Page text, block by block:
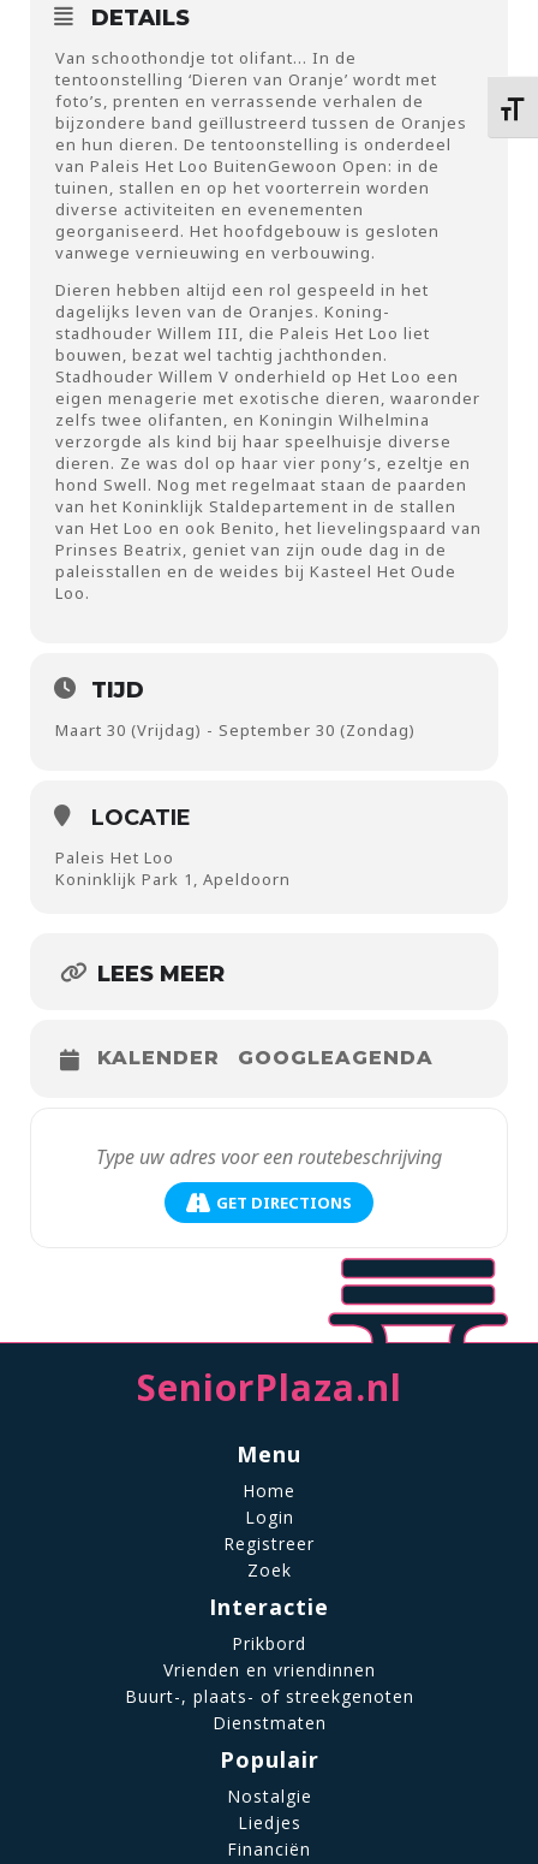
DETAILS
Van schoothondje tot olifant… In de
tentoonstelling ‘Dieren van Oranje’ wordt met
foto’s, prenten en verrassende verhalen de
bijzondere band geïllustreerd tussen de Oranjes
en hun dieren. De tentoonstelling is onderdeel
van Paleis Het Loo BuitenGewoon Open: in de
tuinen, stallen en op het voorterrein worden
diverse activiteiten en evenementen
georganiseerd. Het hoofdgebouw is gesloten
vanwege vernieuwing en verbouwing.
Dieren hebben altijd een rol gespeeld in het
dagelijks leven van de Oranjes. Koning-
stadhouder Willem III, die Paleis Het Loo liet
bouwen, bezat wel tachtig jachthonden.
Stadhouder Willem V onderhield op Het Loo een
eigen menagerie met exotische dieren, waaronder
zelfs twee olifanten, en Koningin Wilhelmina
verzorgde als kind bij haar speelhuisje diverse
dieren. Ze was dol op haar vier pony’s, ezeltje en
hond Swell. Nog met regelmaat staan de paarden
van het Koninklijk Staldepartement in de stallen
van Het Loo en ook Benito, het lievelingspaard van
Prinses Beatrix, geniet van zijn oude dag in de
paleisstallen en de weides bij Kasteel Het Oude
Loo.
TIJD
Maart 30 (Vrijdag) - September 30 (Zondag)
LOCATIE
Paleis Het Loo
Koninklijk Park 1, Apeldoorn
LEES MEER
KALENDER GOOGLEAGENDA
GET DIRECTIONS
SeniorPlaza.nl
Menu
Home
Login
Registreer
Zoek
Interactie
Prikbord
Vrienden en vriendinnen
Buurt-, plaats- of streekgenoten
Dienstmaten
Populair
Nostalgie
Liedjes
Financiën